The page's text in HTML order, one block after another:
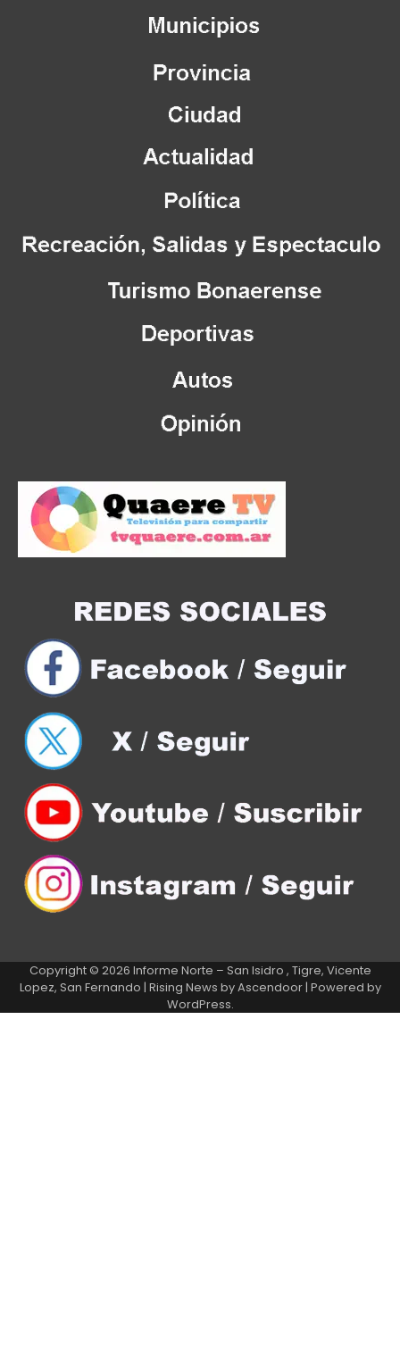
Copyright © 2026 Informe Norte – San Isidro , Tigre, Vicente
Lopez, San Fernando | Rising News byAscendoor| Powered by
WordPress.